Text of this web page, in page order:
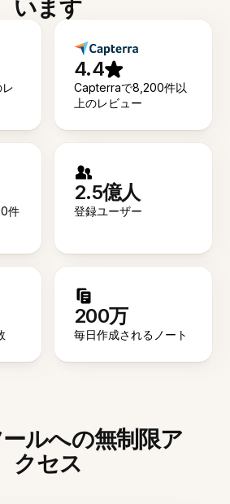
います
4.4
Capterraで8,200件以
上のレビュー
件
2.5億人
登録ユーザー
200万
毎日作成されるノート
ルへの無制限ア
クセス